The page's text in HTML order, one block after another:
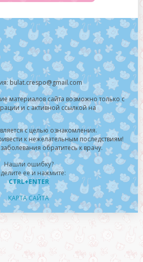
bulat.crespo@gmail.com
материалов сайта возможно только с
и с активной ссылкой на
с целью ознакомления.
к нежелательным последствиям!
обратитесь к врачу.
Нашли ошибку?
ее и нажмите:
CTRL+ENTER
КАРТА САЙТА